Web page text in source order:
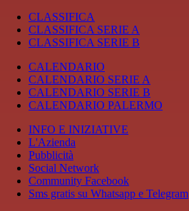
CLASSIFICA
CLASSIFICA SERIE A
CLASSIFICA SERIE B
CALENDARIO
CALENDARIO SERIE A
CALENDARIO SERIE B
CALENDARIO PALERMO
INFO E INIZIATIVE
L'Azienda
Pubblicità
Social Network
Community Facebook
Sms gratis su Whatsapp e Telegram